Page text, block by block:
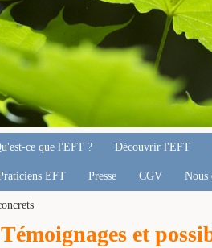
ce que l'EFT ? Découvrir l'EFT
EFT Presse CGV Nous
Témoignages et